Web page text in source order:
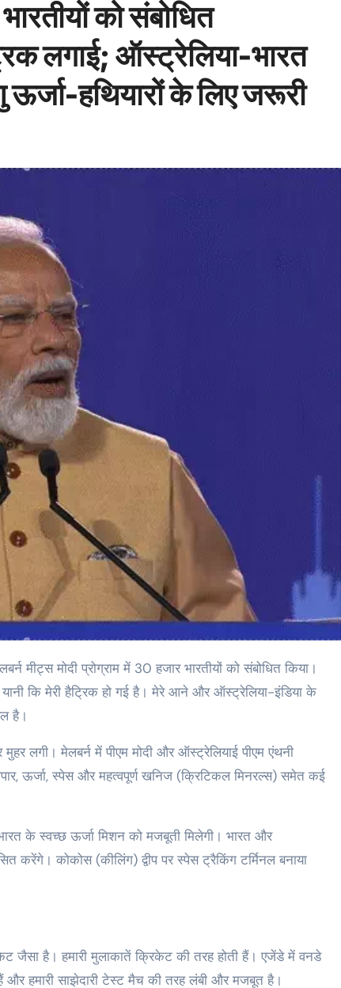
को संबोधित
लगाई; ऑस्ट्रेलिया-भारत
हथियारों के लिए जरूरी
मीट्स मोदी प्रोग्राम में 30 हजार भारतीयों को संबोधित किया।
कि मेरी हैट्रिक हो गई है। मेरे आने और ऑस्ट्रेलिया-इंडिया के
है।
लगी। मेलबर्न में पीएम मोदी और ऑस्ट्रेलियाई पीएम एंथनी
ऊर्जा, स्पेस और महत्वपूर्ण खनिज (क्रिटिकल मिनरल्स) समेत कई
के स्वच्छ ऊर्जा मिशन को मजबूती मिलेगी। भारत और
करेंगे। कोकोस (कीलिंग) द्वीप पर स्पेस ट्रैकिंग टर्मिनल बनाया
जैसा है। हमारी मुलाकातें क्रिकेट की तरह होती हैं। एजेंडे में वनडे
हमारी साझेदारी टेस्ट मैच की तरह लंबी और मजबूत है।